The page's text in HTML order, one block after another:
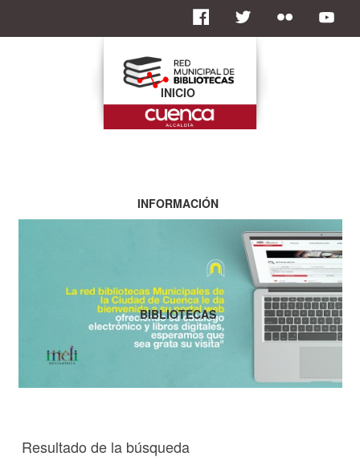
Resultado de la búsqueda
INICIO
INFORMACIÓN
BIBLIOTECAS